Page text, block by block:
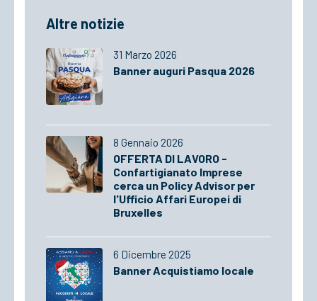
Altre notizie
31 Marzo 2026
Banner auguri Pasqua 2026
8 Gennaio 2026
OFFERTA DI LAVORO -
Confartigianato Imprese
cerca un Policy Advisor per
l'Ufficio Affari Europei di
Bruxelles
6 Dicembre 2025
Banner Acquistiamo locale